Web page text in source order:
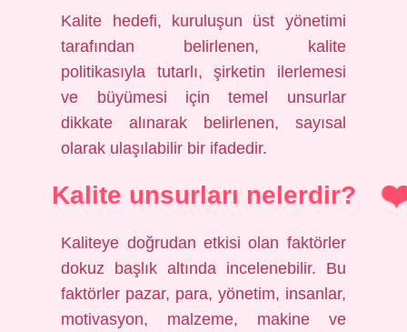
Kalite hedefi, kuruluşun üst yönetimi
tarafından belirlenen, kalite
politikasıyla tutarlı, şirketin ilerlemesi
ve büyümesi için temel unsurlar
dikkate alınarak belirlenen, sayısal
olarak ulaşılabilir bir ifadedir.
Kalite unsurları nelerdir?
Kaliteye doğrudan etkisi olan faktörler
dokuz başlık altında incelenebilir. Bu
faktörler pazar, para, yönetim, insanlar,
motivasyon, malzeme, makine ve